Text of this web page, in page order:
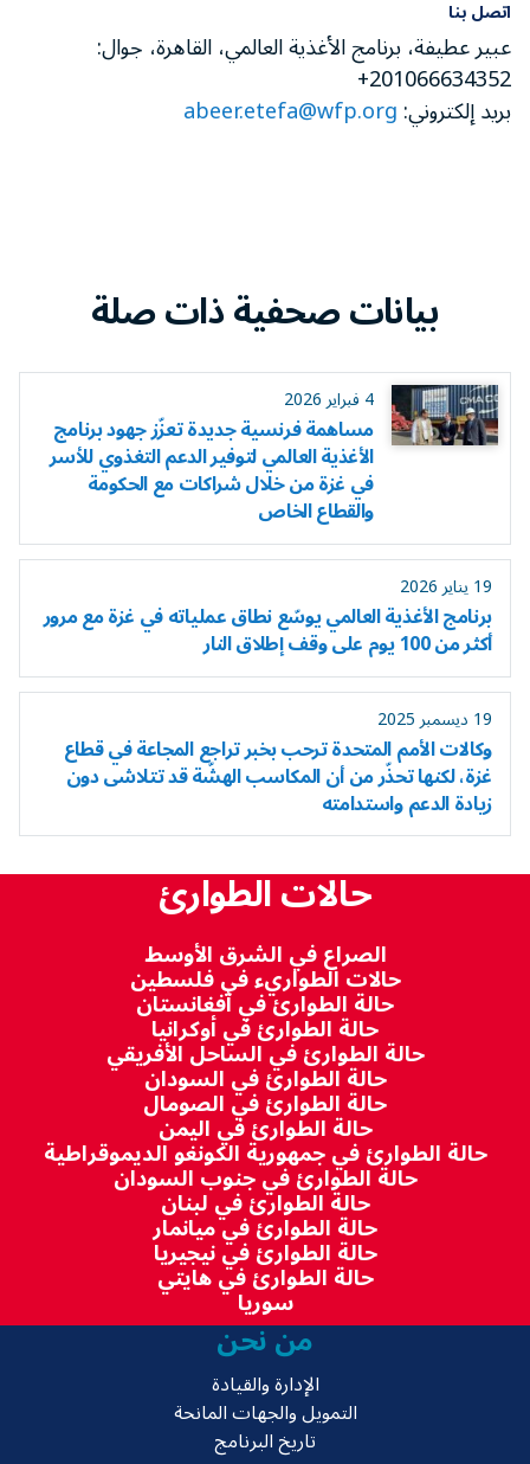
اتصل بنا
عبير عطيفة، برنامج الأغذية العالمي، القاهرة، جوال:
201066634352+
بريد إلكتروني:abeer.etefa@wfp.org
بيانات صحفية ذات صلة
4 فبراير 2026
مساهمة فرنسية جديدة تعزّز جهود برنامج
الأغذية العالمي لتوفير الدعم التغذوي للأسر
في غزة من خلال شراكات مع الحكومة
والقطاع الخاص
19 يناير 2026
برنامج الأغذية العالمي يوسّع نطاق عملياته في غزة مع مرور
أكثر من 100 يوم على وقف إطلاق النار
19 ديسمبر 2025
وكالات الأمم المتحدة ترحب بخبر تراجع المجاعة في قطاع
غزة، لكنها تحذّر من أن المكاسب الهشّة قد تتلاشى دون
زيادة الدعم واستدامته
حالات الطوارئ
الصراع في الشرق الأوسط
حالات الطواريء في فلسطين
حالة الطوارئ في أفغانستان
حالة الطوارئ في أوكرانيا
حالة الطوارئ في الساحل الأفريقي
حالة الطوارئ في السودان
حالة الطوارئ في الصومال
حالة الطوارئ في اليمن
حالة الطوارئ في جمهورية الكونغو الديموقراطية
حالة الطوارئ في جنوب السودان
حالة الطوارئ في لبنان
حالة الطوارئ في ميانمار
حالة الطوارئ في نيجيريا
حالة الطوارئ في هايتي
سوريا
من نحن
الإدارة والقيادة
التمويل والجهات المانحة
تاريخ البرنامج